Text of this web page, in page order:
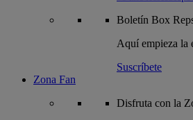
Boletín Box
Aquí empieza la
Suscríbete
Zona Fan
Disfruta con la